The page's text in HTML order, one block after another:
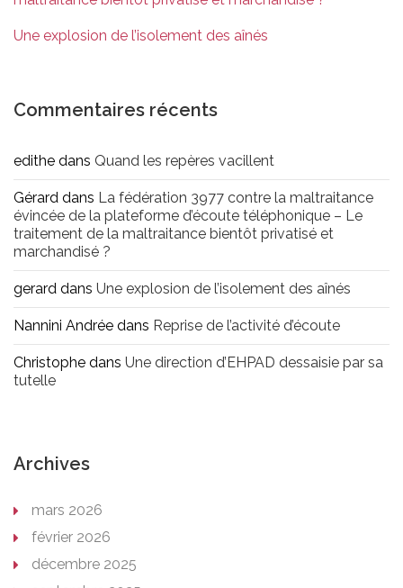
Une explosion de l’isolement des aînés
Commentaires récents
edithe dans Quand les repères vacillent
Gérard dans La fédération 3977 contre la maltraitance
évincée de la plateforme d’écoute téléphonique – Le
traitement de la maltraitance bientôt privatisé et
marchandisé ?
gerard dans Une explosion de l’isolement des aînés
Nannini Andrée dans Reprise de l’activité d’écoute
Christophe dans Une direction d’EHPAD dessaisie par sa
tutelle
Archives
mars 2026
février 2026
décembre 2025